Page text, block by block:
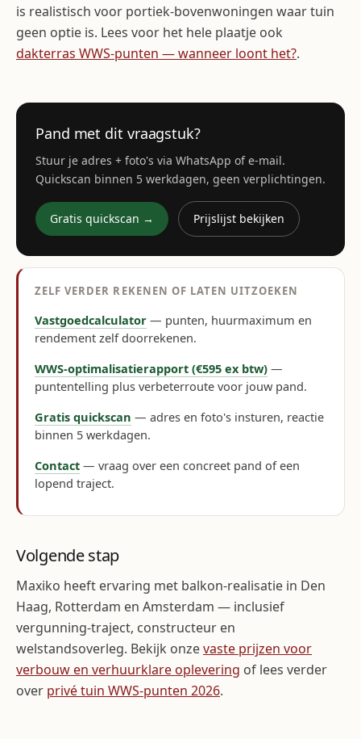
is realistisch voor portiek-bovenwoningen waar tuin
geen optie is. Lees voor het hele plaatje ook
dakterras WWS-punten — wanneer loont het?.
Pand met dit vraagstuk?
Stuur je adres + foto's via WhatsApp of e-mail.
Quickscan binnen 5 werkdagen, geen verplichtingen.
Gratis quickscan → Prijslijst bekijken
ZELF VERDER REKENEN OF LATEN UITZOEKEN
Vastgoedcalculator — punten, huurmaximum en
rendement zelf doorrekenen.
WWS-optimalisatierapport (€595 ex btw) —
puntentelling plus verbeterroute voor jouw pand.
Gratis quickscan — adres en foto's insturen, reactie
binnen 5 werkdagen.
Contact — vraag over een concreet pand of een
lopend traject.
Volgende stap
Maxiko heeft ervaring met balkon-realisatie in Den
Haag, Rotterdam en Amsterdam — inclusief
vergunning-traject, constructeur en
welstandsoverleg. Bekijk onzevaste prijzen voor
verbouw en verhuurklare oplevering of lees verder
over privé tuin WWS-punten 2026.